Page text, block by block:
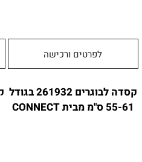
לפרטים ורכישה
קסדה לבוגרים 261932 בגודל
55-61 ס"מ מבית CONNECT